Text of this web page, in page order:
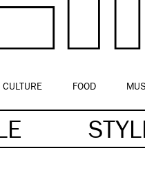
CULTURE FOOD